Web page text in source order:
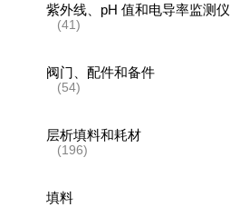
紫外线、pH 值和电导率监测仪
(41)
阀门、配件和备件
(54)
层析填料和耗材
(196)
填料